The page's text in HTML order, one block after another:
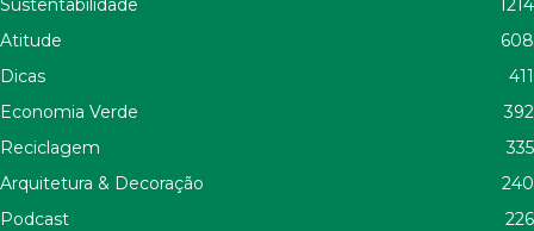
Sustentabilidade
1214
Atitude
608
Dicas
411
Economia Verde
392
Reciclagem
335
Arquitetura & Decoração
240
Podcast
226